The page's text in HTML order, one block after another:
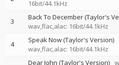
16bit/44.1kHz
3
Back To December (Taylor's
wav,flac,alac: 16bit/44.1kHz
4
Speak Now (Taylor's Version)
wav,flac,alac: 16bit/44.1kHz
Dear John (Taylor's Version)